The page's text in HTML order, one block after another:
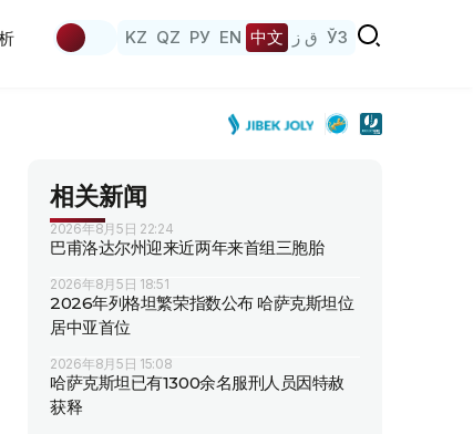
KZ QZ РУ EN 中文 ق ز ЎЗ
相关新闻
2026年8月5日 22:24
巴甫洛达尔州迎来近两年来首组三胞胎
2026年8月5日 18:51
2026年列格坦繁荣指数公布 哈萨克斯坦位
居中亚首位
2026年8月5日 15:08
哈萨克斯坦已有1300余名服刑人员因特赦
获释